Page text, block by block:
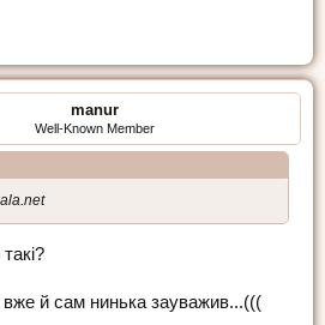
manur
Well-Known Member
й сам нинька зауважив...(((